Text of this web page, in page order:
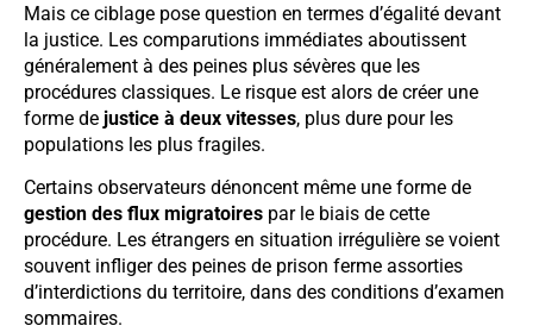
Mais ce ciblage pose question en termes d’égalité devant
la justice. Les comparutions immédiates aboutissent
généralement à des peines plus sévères que les
procédures classiques. Le risque est alors de créer une
forme de justice à deux vitesses, plus dure pour les
populations les plus fragiles.
Certains observateurs dénoncent même une forme de
gestion des flux migratoires par le biais de cette
procédure. Les étrangers en situation irrégulière se voient
souvent infliger des peines de prison ferme assorties
d’interdictions du territoire, dans des conditions d’examen
sommaires.